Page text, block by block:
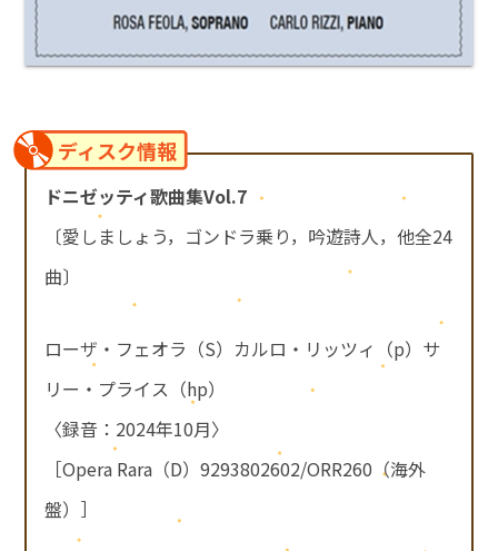
ディスク情報
ドニゼッティ歌曲集Vol.7
〔愛しましょう，ゴンドラ乗り，吟遊詩人，他全24
曲〕
ローザ・フェオラ（S）カルロ・リッツィ（p）サ
リー・プライス（hp）
〈録音：2024年10月〉
［Opera Rara（D）9293802602/ORR260（海外
盤）］